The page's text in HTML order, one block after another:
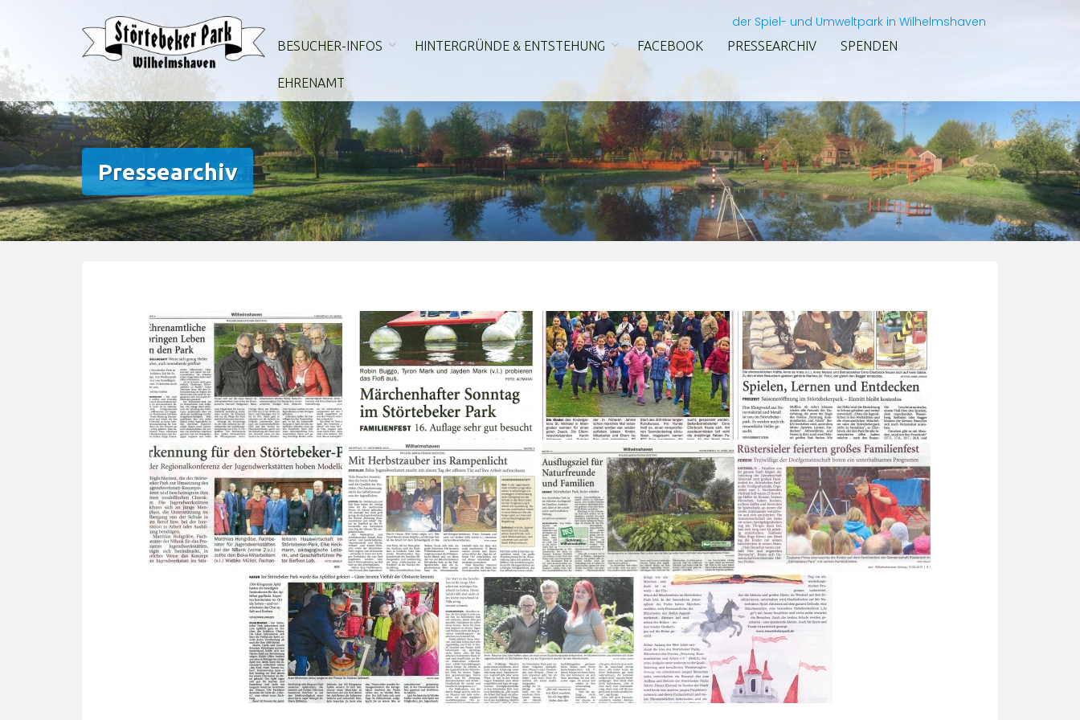
springen
der Spiel- und Umweltpark in Wilhelmshaven
BESUCHER-INFOS HINTERGRÜNDE & ENTSTEHUNG FACEBOOK PRESSEARCHIV SPENDEN
EHRENAMT
Pressearchiv